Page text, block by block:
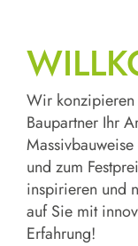
Bungalows
Substanz &
Lokale Power
Vorher –
Wir konzipieren
Baupartner Ihr
und zum
inspirieren und
auf Sie mit
Erfahrung!